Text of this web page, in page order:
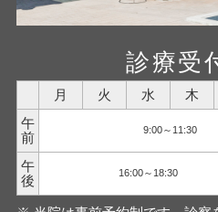
診療受
月 火 水 木
午
前
9:00～11:30
午
後
16:00～18:30